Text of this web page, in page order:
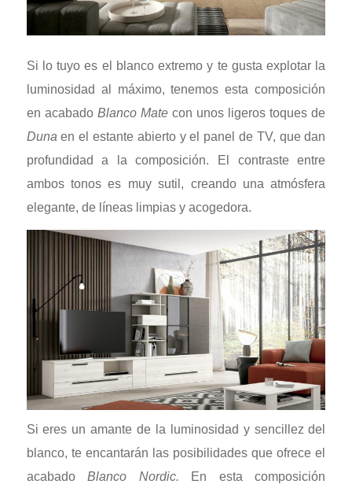
Si lo tuyo es el blanco extremo y te gusta explotar la
luminosidad al máximo, tenemos esta composición
en acabado Blanco Matecon unos ligeros toques de
Duna en el estante abierto y el panel de TV, que dan
profundidad a la composición. El contraste entre
ambos tonos es muy sutil, creando una atmósfera
elegante, de líneas limpias y acogedora.
Si eres un amante de la luminosidad y sencillez del
blanco, te encantarán las posibilidades que ofrece el
acabadoBlanco Nordic. En esta composición